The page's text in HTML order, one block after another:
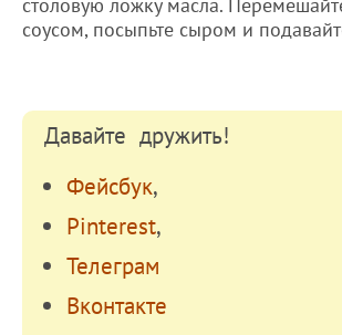
соусом, посыпьте сыром и
Давайте дружить!
Фейсбук,
Pinterest,
Телеграм
Вконтакте